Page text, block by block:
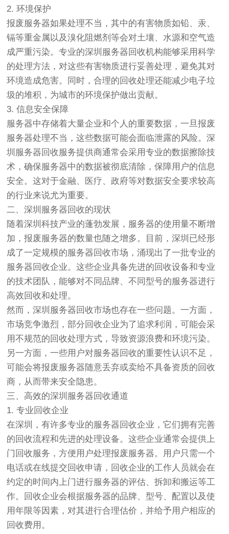
2. 环境保护
报废服务器如果处理不当，其中的有害物质如铅、汞、
镉等重金属以及溴化阻燃剂等会对土壤、水源和空气造
成严重污染。专业的深圳服务器回收机构能够采用科学
的处理方法，对这些有害物质进行妥善处理，避免其对
环境造成危害。同时，合理的回收处理还能减少电子垃
圾的堆积，为城市的环境保护做出贡献。
3. 信息安全保障
服务器中存储着大量企业和个人的重要数据，一旦报废
服务器处理不当，这些数据可能会面临泄露的风险。深
圳服务器回收服务提供商通常会采用专业的数据擦除技
术，确保服务器中的数据被彻底清除，保障用户的信息
安全。这对于金融、医疗、政府等对数据安全要求较高
的行业来说尤为重要。
二、深圳服务器回收的现状
随着深圳科技产业的蓬勃发展，服务器的使用量不断增
加，报废服务器的数量也随之增多。目前，深圳已经形
成了一定规模的服务器回收市场，涌现出了一批专业的
服务器回收企业。这些企业具备先进的回收设备和专业
的技术团队，能够对不同品牌、不同型号的服务器进行
高效回收和处理。
然而，深圳服务器回收市场也存在一些问题。一方面，
市场竞争激烈，部分回收企业为了追求利润，可能会采
用不规范的回收处理方式，导致资源浪费和环境污染。
另一方面，一些用户对服务器回收的重要性认识不足，
可能会将报废服务器随意丢弃或卖给不具备资质的回收
商，从而带来安全隐患。
三、高效的深圳服务器回收通道
1. 专业回收企业
在深圳，有许多专业的服务器回收企业，它们拥有完善
的回收流程和先进的处理设备。这些企业通常会提供上
门回收服务，方便用户处理报废服务器。用户只需一个
电话或在线提交回收申请，回收企业的工作人员就会在
约定的时间内上门进行服务器的评估、拆卸和搬运等工
作。回收企业会根据服务器的品牌、型号、配置以及使
用年限等因素，对其进行合理估价，并给予用户相应的
回收费用。